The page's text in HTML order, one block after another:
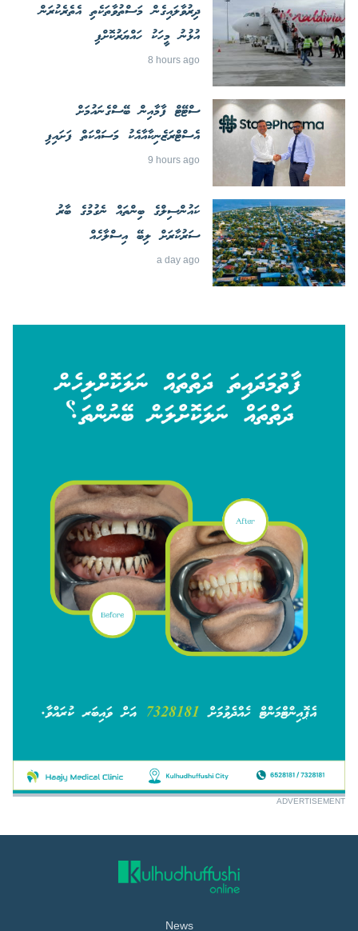
ދިރުވާލައިގެން މަސްތުވާތަކެތި އެތެރެކުރަން
އުޅުނު މީހަކު ހައްޔަރުކޮށްފި
8 hours ago
ސްޓޭޓް ފާމާއިން ބޭސްގެނައުމަށް
އެސްޓްރަޒެނިކާއާއެކު މަސައްކަތް ފަށައިފި
9 hours ago
ކައުންސިލްގެ ބިންތައް ނެގުމުގެ ބާރު
ސަރުކާރަށް ލިބޭ އިސްލާހެއް
a day ago
ADVERTISEMENT
News